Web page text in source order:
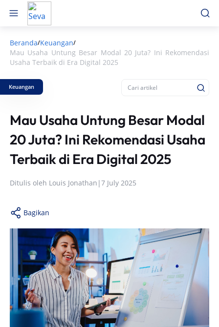
Beranda/Keuangan/
Mau Usaha Untung Besar Modal 20 Juta? Ini Rekomendasi
Usaha Terbaik di Era Digital 2025
Keuangan
Mau Usaha Untung Besar Modal
20 Juta? Ini Rekomendasi Usaha
Terbaik di Era Digital 2025
Ditulis oleh Louis Jonathan |7 July 2025
Bagikan